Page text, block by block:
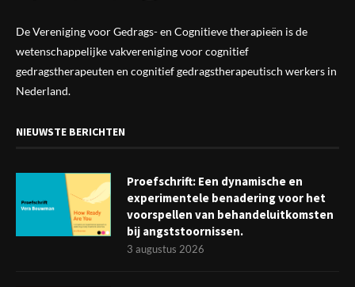
De Vereniging voor Gedrags- en Cognitieve therapieën is de
wetenschappelijke vakverenigingvoor cognitief
gedragstherapeuten en cognitief gedragstherapeutisch werkers in
Nederland.
NIEUWSTE BERICHTEN
Proefschrift: Een dynamische en
experimentele benadering voor het
voorspellen van behandeluitkomsten
bij angststoornissen.
3 augustus 2026